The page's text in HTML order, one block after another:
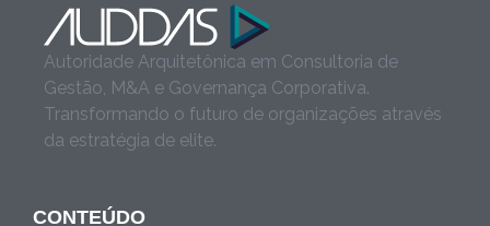
Autoridade Arquitetônica em Consultoria de
Gestão, M&A e Governança Corporativa.
Transformando o futuro de organizações através
da estratégia de elite.
CONTEÚDO